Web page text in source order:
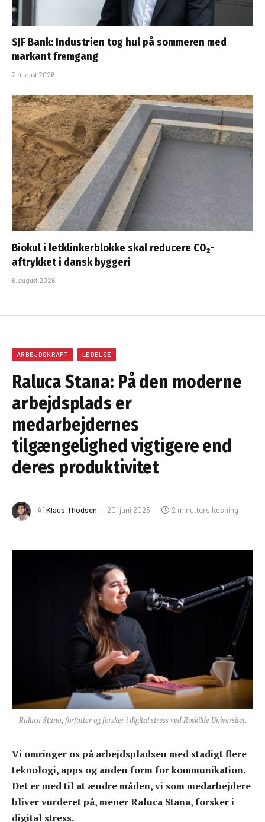
SJF Bank: Industrien tog hul på sommeren med
markant fremgang
7. august 2026
Biokul i letklinkerblokke skal reducere CO₂-
aftrykket i dansk byggeri
6. august 2026
ARBEJDSKRAFT LEDELSE
Raluca Stana: På den moderne
arbejdsplads er
medarbejdernes
tilgængelighed vigtigere end
deres produktivitet
AfKlaus Thodsen 20. juni 2025 2 minutters læsning
Raluca Stana, forfatter og forsker i digital stress ved Roskilde Universitet.
Vi omringer os på arbejdspladsen med stadigt flere
teknologi, apps og anden form for kommunikation.
Det er med til at ændre måden, vi som medarbejdere
bliver vurderet på, mener Raluca Stana, forsker i
digital stress.